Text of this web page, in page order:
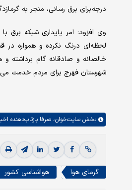
درجه برای برق رسانی، منجر به گرمازدگی و راهی شدن ۲ تن از
وی افزود: امر پایداری شبکه
لحظه‌ای درنگ نکرده و همواره در
خالصانه و صادقانه گام برداشته
شهرستان فهرج برای مردم خدمت می
بخش سایت‌خوان، صرفا بازتاب‌دهنده
گرمای هوا هواشناسی کشور